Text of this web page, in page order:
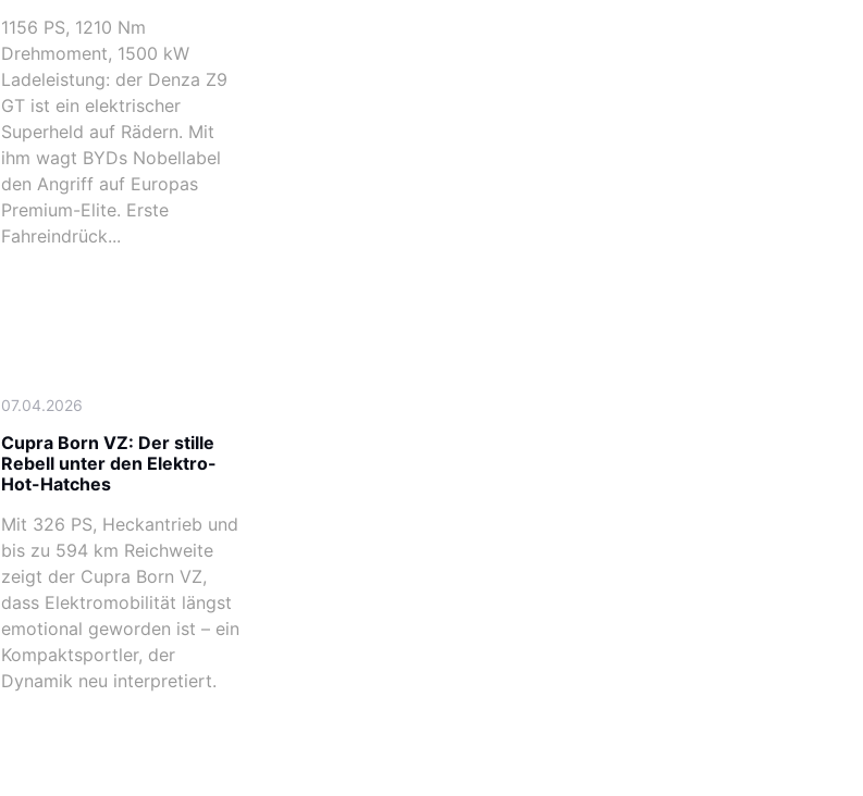
1156 PS, 1210 Nm
Drehmoment, 1500 kW
Ladeleistung: der Denza Z9
GT ist ein elektrischer
Superheld auf Rädern. Mit
ihm wagt BYDs Nobellabel
den Angriff auf Europas
Premium-Elite. Erste
Fahreindrück...
07.04.2026
Cupra Born VZ: Der stille
Rebell unter den Elektro-
Hot-Hatches
Mit 326 PS, Heckantrieb und
bis zu 594 km Reichweite
zeigt der Cupra Born VZ,
dass Elektromobilität längst
emotional geworden ist – ein
Kompaktsportler, der
Dynamik neu interpretiert.